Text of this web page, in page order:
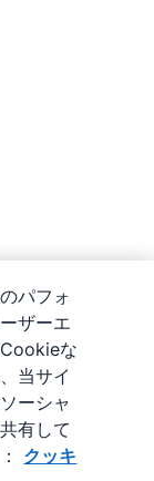
ム（CRM）
パフォ
ザーエ
な
当サイ
ーシャ
有して
クッキ